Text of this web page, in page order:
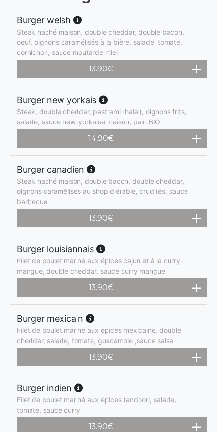
Burger welsh
Steak haché maison, double cheddar, double bacon,
oeuf, oignons caramélisés à la bière, salade, tomate,
cornichon, sauce moutarde miel
13.90€
Burger new yorkais
Steak, double cheddar, pastrami (halal), oignons frits,
salade, sauce new-yorkaise maison, pain BIO
14.90€
Burger canadien
Steak haché maison, double bacon, double cheddar,
oignons caramélisés au sirop d'érable, crudités, sauce
barbecue
13.90€
Burger louisiannais
Filet de poulet mariné aux épices cajun et à la curry-
mangue, double cheddar, sauce curry mangue
13.90€
Burger mexicain
Filet de poulet mariné aux épices mexicaine, double
cheddar, salade, tomate, guacamole ,sauce salsa
13.90€
Burger indien
Filet de poulet mariné aux épices tandoori, salade,
tomate, sauce curry
13.90€